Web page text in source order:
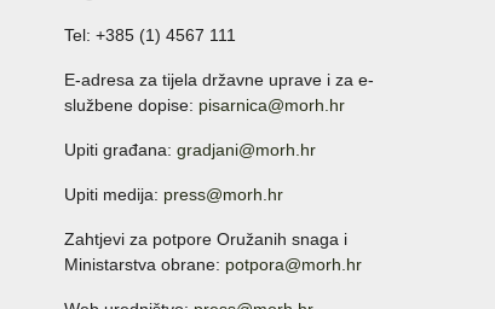
Tel: +385 (1) 4567 111
E-adresa za tijela državne uprave i za e-
službene dopise: pisarnica@morh.hr
Upiti građana: gradjani@morh.hr
Upiti medija: press@morh.hr
Zahtjevi za potpore Oružanih snaga i
Ministarstva obrane: potpora@morh.hr